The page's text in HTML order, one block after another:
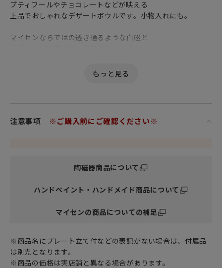
プティフールやチョコレートなどが映える
上品でおしゃれなデザートボウルです。小物入れにも。
マイセンならではの透き通るような白磁と
卓越した技術と美しさを誇り、落ち着きとエレガントな魅力
インテリア空間に上質で華やかな雰囲気をプラスしてくれま
プレゼントとしてだけでなく
注意事項 ※ご購入前にご確認ください※
陶磁器商品について
ハンドペイント・ハンドメイド商品について
マイセンの商品についての補足
※商品名にプレート立て付などの表記がない場合は、付属品
は別売となります。
※商品の価格は実店舗と異なる場合があります。